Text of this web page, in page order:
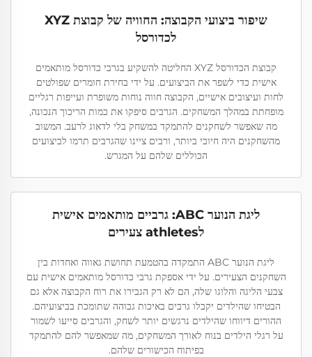
שיפור ביצועי הקבוצה: החוויה של קבוצת XYZ
לכדורסל
קבוצת הכדורסל XYZ החליטה להשקיע בגרבי כדורסל מותאמים
אישית כדי לשפר את הביצועים. על ידי בחירת חומרים שפולטים
לחות ועיצובים אישיים, הקבוצה חווה נוחות משופרת ועייפות רגליים
מופחתת במהלך המשחקים. הגרבים סיפקו את כמות הריכוך הנכונה,
מה שאפשר לשחקנים להתמקד במשחק בלי לדאוג לרעב. המשוב
מהשחקנים היה חיובי ביותר, ורבים ציינו שהגרבים תרמו לביצועים
הכוללים שלהם על המגרש.
ליגת הנוער ABC: גרביים מותאמים אישית
לathletes צעירים
ליגת הנוער ABC התמקדה בהטמעת תחושת גאווה ואחדות בין
השחקנים הצעירים. על ידי אספקת גרבי כדורסל מותאמים אישית עם
צבעי הליגה והלוגו שלה, הם לא רק הגבירו את רוח הקבוצה אלא גם
הבטיחו שהילדים יקבלו גרבים באיכות גבוהה שתומכת בביצועיהם.
ההורים דיווחו שהילדים נרגשים יותר לשחק, והגרבים סייעו לשמור
על רגלי הילדים בנוח לאורך המשחקים, מה שמאפשר להם להתמקד
בפיתוח הכישורים שלהם.